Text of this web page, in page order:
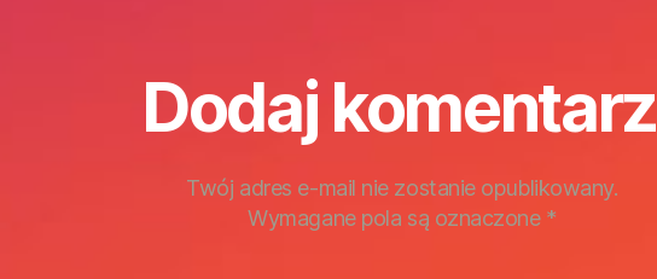
Dodaj komentarz
Twój adres e-mail nie zostanie opublikowany.
Wymagane pola są oznaczone *